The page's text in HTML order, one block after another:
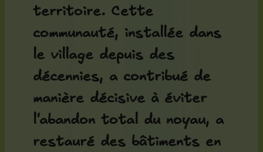
territoire. Cette
communauté, installée dans
le village depuis des
décennies, a contribué de
manière décisive à éviter
l'abandon total du noyau, a
restauré des bâtiments en